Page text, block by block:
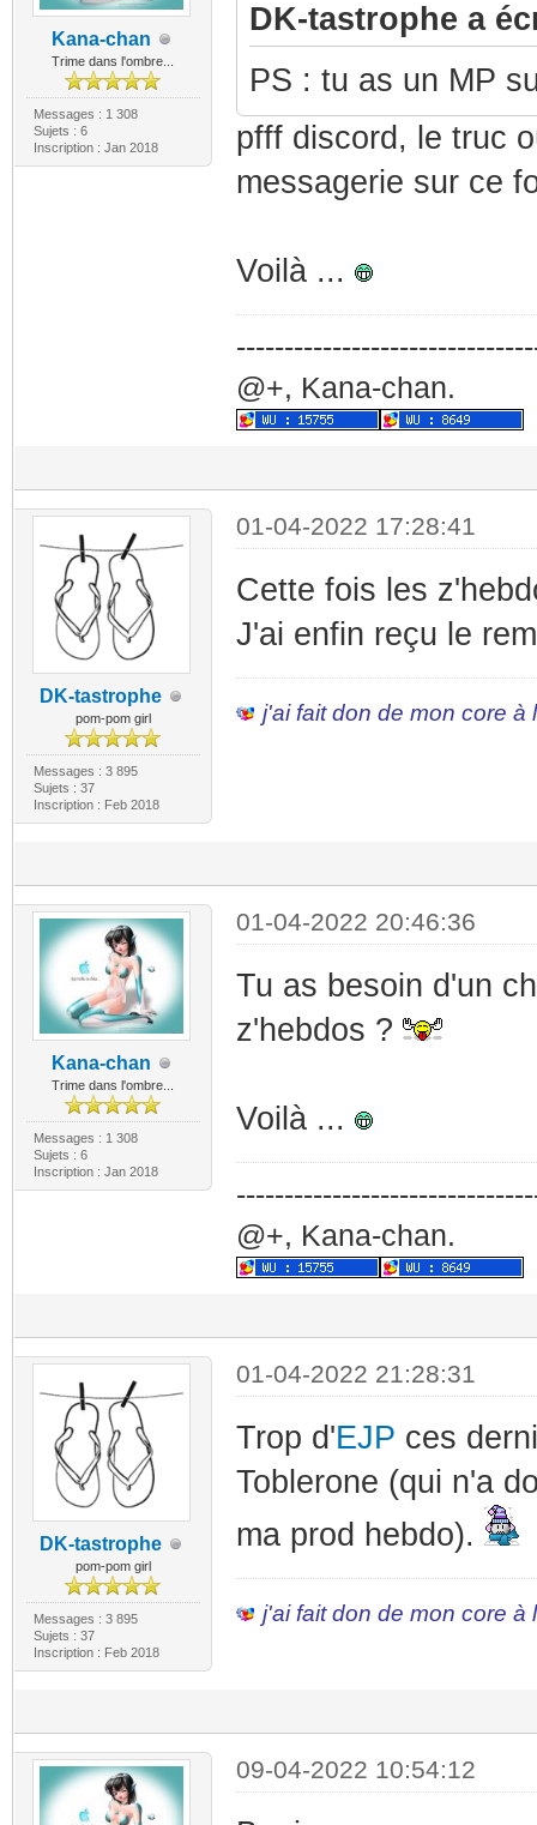
Kana-chan
Trime dans l'ombre...
Messages : 1 308
Sujets : 6
Inscription : Jan 2018
DK-tastrophe a
PS : tu as un MP
pfff discord, le truc
messagerie sur ce
Voilà ...
@+, Kana-chan.
DK-tastrophe
pom-pom girl
Messages : 3 895
Sujets : 37
Inscription : Feb 2018
01-04-2022 17:28:41
Cette fois les
J'ai enfin reçu le
j'ai fait don de mon core à
Kana-chan
Trime dans l'ombre...
Messages : 1 308
Sujets : 6
Inscription : Jan 2018
01-04-2022 20:46:36
Tu as besoin d'un
z'hebdos ?
Voilà ...
@+, Kana-chan.
DK-tastrophe
pom-pom girl
Messages : 3 895
Sujets : 37
Inscription : Feb 2018
01-04-2022 21:28:31
Trop d'EJP ces
Toblerone (qui n'a
ma prod hebdo).
j'ai fait don de mon core à
09-04-2022 10:54:12